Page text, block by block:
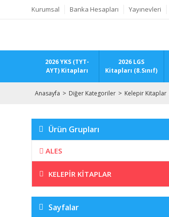
Kurumsal Banka Hesapları Yayınevleri
2026 YKS (TYT-
AYT) Kitapları
2026 LGS
Kitapları (8.Sınıf)
Anasayfa Diğer Kategoriler Kelepir Kitaplar
Ürün Grupları
ALES
KELEPIR KITAPLAR
Sayfalar